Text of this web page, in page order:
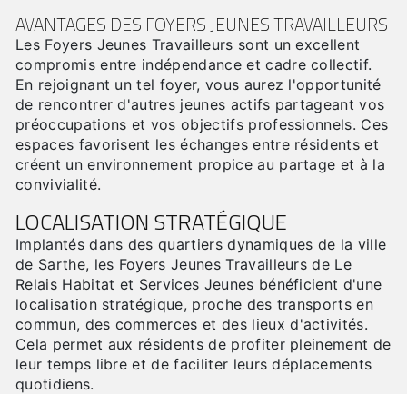
AVANTAGES DES FOYERS JEUNES TRAVAILLEURS
Les Foyers Jeunes Travailleurs sont un excellent
compromis entre indépendance et cadre collectif.
En rejoignant un tel foyer, vous aurez l'opportunité
de rencontrer d'autres jeunes actifs partageant vos
préoccupations et vos objectifs professionnels. Ces
espaces favorisent les échanges entre résidents et
créent un environnement propice au partage et à la
convivialité.
LOCALISATION STRATÉGIQUE
Implantés dans des quartiers dynamiques de la ville
de Sarthe, les Foyers Jeunes Travailleurs de Le
Relais Habitat et Services Jeunes bénéficient d'une
localisation stratégique, proche des transports en
commun, des commerces et des lieux d'activités.
Cela permet aux résidents de profiter pleinement de
leur temps libre et de faciliter leurs déplacements
quotidiens.